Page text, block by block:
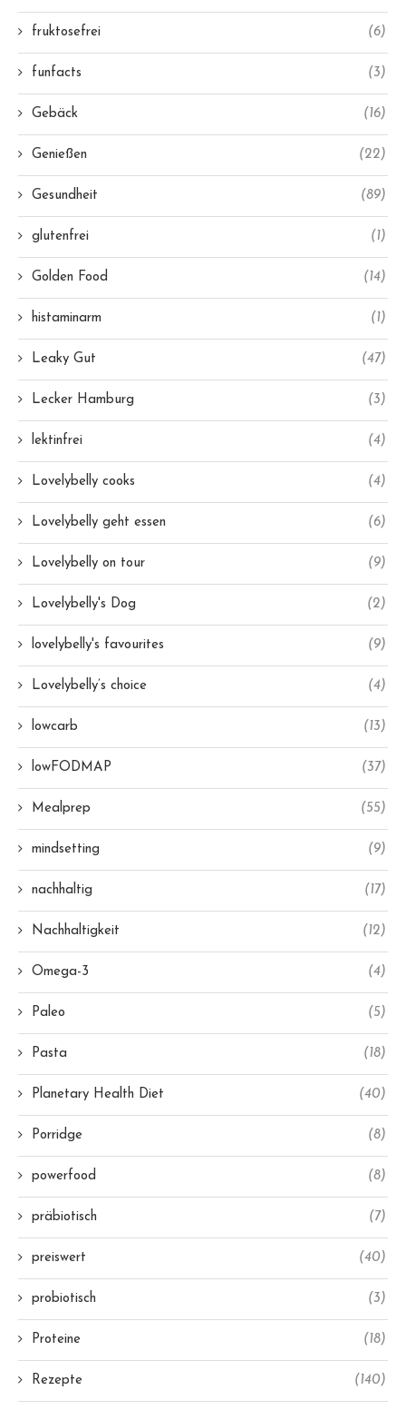
fruktosefrei (6)
funfacts (3)
Gebäck (16)
Genießen (22)
Gesundheit (89)
glutenfrei (1)
Golden Food (14)
histaminarm (1)
Leaky Gut (47)
Lecker Hamburg (3)
lektinfrei (4)
Lovelybelly cooks (4)
Lovelybelly geht essen (6)
Lovelybelly on tour (9)
Lovelybelly's Dog (2)
lovelybelly's favourites (9)
Lovelybelly’s choice (4)
lowcarb (13)
lowFODMAP (37)
Mealprep (55)
mindsetting (9)
nachhaltig (17)
Nachhaltigkeit (12)
Omega-3 (4)
Paleo (5)
Pasta (18)
Planetary Health Diet (40)
Porridge (8)
powerfood (8)
präbiotisch (7)
preiswert (40)
probiotisch (3)
Proteine (18)
Rezepte (140)